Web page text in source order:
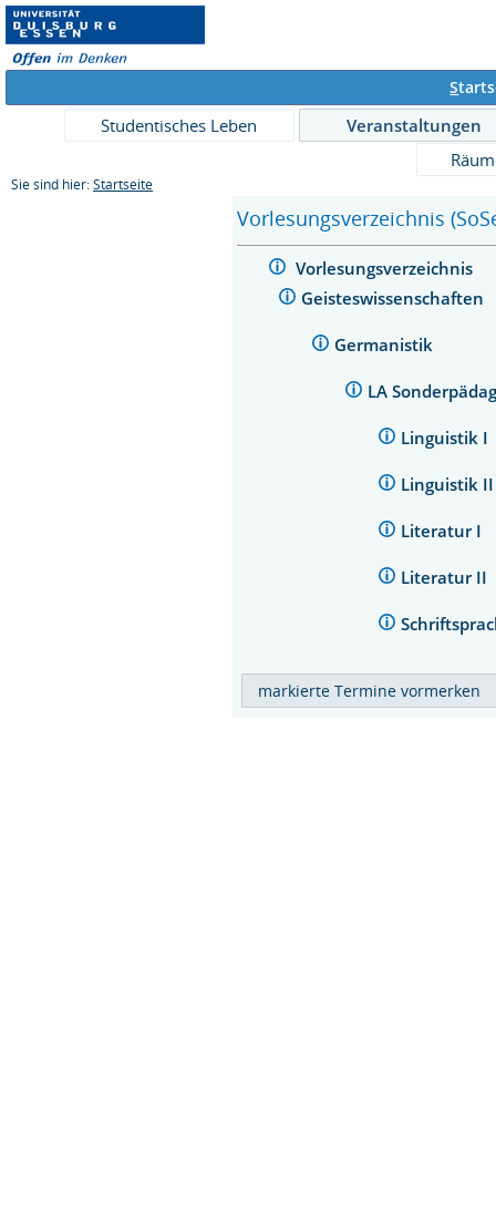
S
Studentisches Leben
Veranstaltungen
Sie sind hier: Startseite
Vorlesungsverzeichnis
Vorlesungsverzeichnis
Geisteswissenschaften
Germanistik
LA
Linguistik I
Linguistik
Literatur I
Literatur II